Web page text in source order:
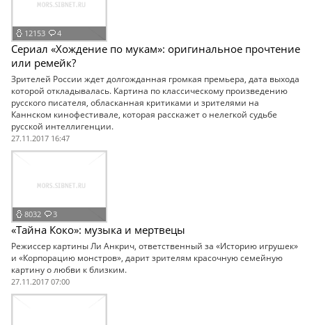
12153 4
Сериал «Хождение по мукам»: оригинальное прочтение
или ремейк?
Зрителей России ждет долгожданная громкая премьера, дата выхода
которой откладывалась. Картина по классическому произведению
русского писателя, обласканная критиками и зрителями на
Каннском кинофестивале, которая расскажет о нелегкой судьбе
русской интеллигенции.
27.11.2017 16:47
8032 3
«Тайна Коко»: музыка и мертвецы
Режиссер картины Ли Анкрич, ответственный за «Историю игрушек»
и «Корпорацию монстров», дарит зрителям красочную семейную
картину о любви к близким.
27.11.2017 07:00